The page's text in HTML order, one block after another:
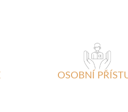
OSOBNÍ